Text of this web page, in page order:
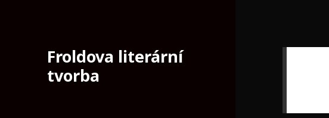
Froldova literární
tvorba